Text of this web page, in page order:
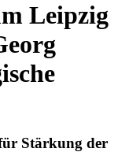
Leipzig
Stärkung der